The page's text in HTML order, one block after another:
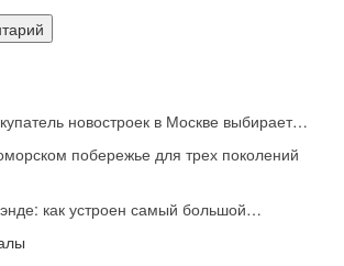
новостроек в Москве выбирает…
побережье для трех поколений
как устроен самый большой…